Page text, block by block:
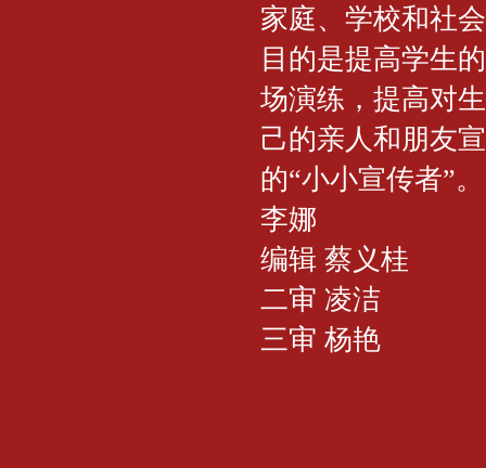
家庭、学校和社
目的是提高学生
场演练，提高对
己的亲人和朋友
的“小小宣传者”。
李娜
编辑 蔡义桂
二审 凌洁
三审 杨艳